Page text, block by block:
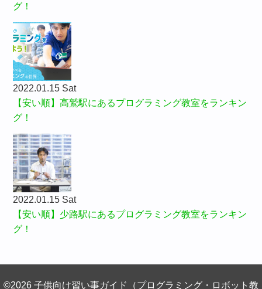
グ！
2022.01.15 Sat
【安い順】高鷲駅にあるプログラミング教室をランキン
グ！
2022.01.15 Sat
【安い順】少路駅にあるプログラミング教室をランキン
グ！
©2026 子供向け習い事ガイド（プログラミング・ロボット教